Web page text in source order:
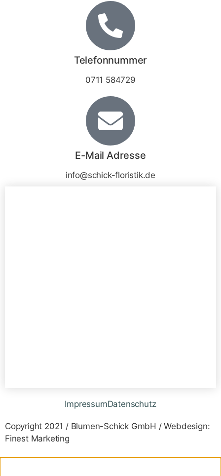
Telefonnummer
0711 584729
E-Mail Adresse
info@schick-floristik.de
ImpressumDatenschutz
Copyright 2021 / Blumen-Schick GmbH / Webdesign:
Finest Marketing